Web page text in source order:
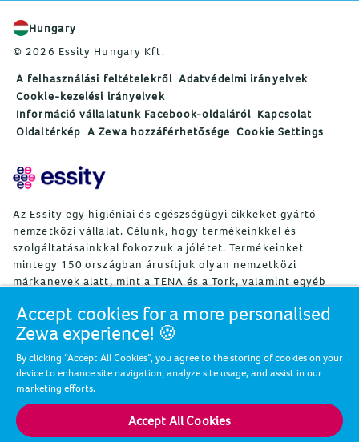
Hungary
© 2026 Essity Hungary Kft.
A felhasználási feltételekről Adatvédelmi irányelvek
Cookie-kezelési irányelvek
Információ vállalatunk Facebook-oldaláról Kapcsolat
Oldaltérkép A Zewa hozzáférhetősége Cookie Settings
Az Essity egy higiéniai és egészségügyi cikkeket gyártó
nemzetközi vállalat. Célunk, hogy termékeinkkel és
szolgáltatásainkkal fokozzuk a jólétet. Termékeinket
mintegy 150 országban árusítjuk olyan nemzetközi
márkanevek alatt, mint a TENA és a Tork, valamint egyéb
Leukoplast, Libero, Libresse, Lotus, Modibodi, Nosotras,
Saba, Tempo, TOM Organic és Zewa. Az Essity mintegy
36 000 alkalmazottat foglalkoztat. A nettó árbevétel 2024-
ben mintegy 146 mrdSEK (13 mrdEUR) volt. A vállalat
székhelye a svédországi Stockholm, az Essity részvényeit
pedig a Nasdaq Stockholm jegyzi. Az Essity a jólétért,
valamint az egészséges, környezettudatos és
újrafelhasználó társadalomért küzd. További
Accept cookies for a more personalised
Zewa experience! 🍪
By clicking “Accept All Cookies”, you agree to the storing of cookies on your
device to enhance site navigation, analyze site usage, and assist in our
marketing efforts.
Accept All Cookies